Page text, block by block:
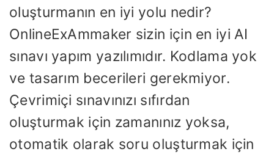
oluşturmanın en iyi yolu nedir?
OnlineExAmmaker sizin için en iyi AI
sınavı yapım yazılımıdır. Kodlama yok
ve tasarım becerileri gerekmiyor.
Çevrimiçi sınavınızı sıfırdan
oluşturmak için zamanınız yoksa,
otomatik olarak soru oluşturmak için